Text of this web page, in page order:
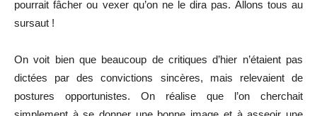
pourrait fâcher ou vexer qu’on ne le dira pas. Allons tous au
sursaut !
On voit bien que beaucoup de critiques d’hier n’étaient pas
dictées par des convictions sincères, mais relevaient de
postures opportunistes. On réalise que l’on cherchait